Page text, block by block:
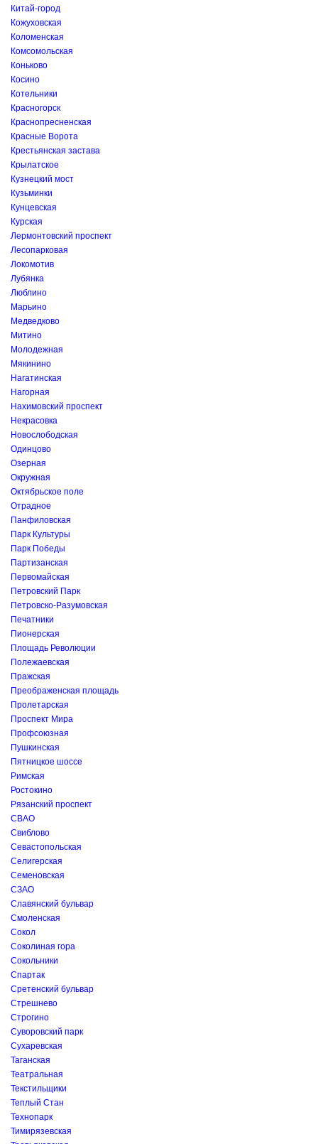
Китай-город
Кожуховская
Коломенская
Комсомольская
Коньково
Косино
Котельники
Красногорск
Краснопресненская
Красные Ворота
Крестьянская застава
Крылатское
Кузнецкий мост
Кузьминки
Кунцевская
Курская
Лермонтовский проспект
Лесопарковая
Локомотив
Лубянка
Люблино
Марьино
Медведково
Митино
Молодежная
Мякинино
Нагатинская
Нагорная
Нахимовский проспект
Некрасовка
Новослободская
Одинцово
Озерная
Окружная
Октябрьское поле
Отрадное
Панфиловская
Парк Культуры
Парк Победы
Партизанская
Первомайская
Петровский Парк
Петровско-Разумовская
Печатники
Пионерская
Площадь Революции
Полежаевская
Пражская
Преображенская площадь
Пролетарская
Проспект Мира
Профсоюзная
Пушкинская
Пятницкое шоссе
Римская
Ростокино
Рязанский проспект
СВАО
Свиблово
Севастопольская
Селигерская
Семеновская
СЗАО
Славянский бульвар
Смоленская
Сокол
Соколиная гора
Сокольники
Спартак
Сретенский бульвар
Стрешнево
Строгино
Суворовский парк
Сухаревская
Таганская
Театральная
Текстильщики
Теплый Стан
Технопарк
Тимирязевская